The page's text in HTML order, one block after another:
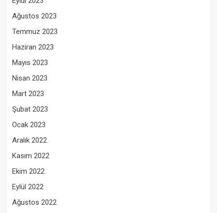
Ağustos 2023
Temmuz 2023
Haziran 2023
Mayıs 2023
Nisan 2023
Mart 2023
Şubat 2023
Ocak 2023
Aralık 2022
Kasım 2022
Ekim 2022
Eylül 2022
Ağustos 2022